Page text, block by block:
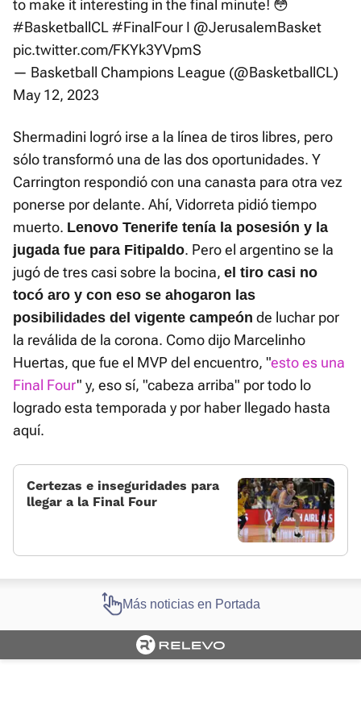
to make it interesting in the final minute! 😳
#BasketballCL #FinalFour I @JerusalemBasket
pic.twitter.com/FKYk3YVpmS
— Basketball Champions League (@BasketballCL)
May 12, 2023
Shermadini logró irse a la línea de tiros libres, pero
sólo transformó una de las dos oportunidades. Y
Carrington respondió con una canasta para otra vez
ponerse por delante. Ahí, Vidorreta pidió tiempo
muerto. Lenovo Tenerife tenía la posesión y la
jugada fue para Fitipaldo. Pero el argentino se la
jugó de tres casi sobre la bocina, el tiro casi no
tocó aro y con eso se ahogaron las
posibilidades del vigente campeón de luchar por
la reválida de la corona. Como dijo Marcelinho
Huertas, que fue el MVP del encuentro, "esto es una
Final Four" y, eso sí, "cabeza arriba" por todo lo
logrado esta temporada y por haber llegado hasta
aquí.
Certezas e inseguridades para
llegar a la Final Four
Más noticias en Portada